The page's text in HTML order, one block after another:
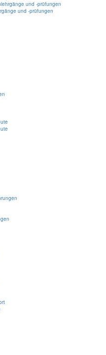
und -prüfungen
und -prüfungen